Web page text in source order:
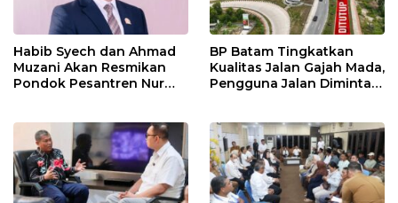
Habib Syech dan Ahmad
Muzani Akan Resmikan
Pondok Pesantren Nur
BP Batam Tingkatkan
Kualitas Jalan Gajah Mada,
Pengguna Jalan Diminta